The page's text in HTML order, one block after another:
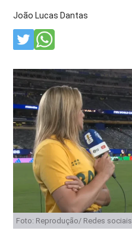
João Lucas Dantas
Foto: Reprodução/ Redes sociais